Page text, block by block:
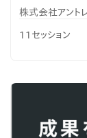
株式会社アント
11セッション